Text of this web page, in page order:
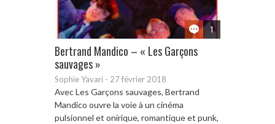
1
Bertrand Mandico – « Les Garçons
sauvages »
Sophie Yavari - 27 février 2018
Avec Les Garçons sauvages, Bertrand
Mandico ouvre la voie à un cinéma
pulsionnel et onirique, romantique et punk,